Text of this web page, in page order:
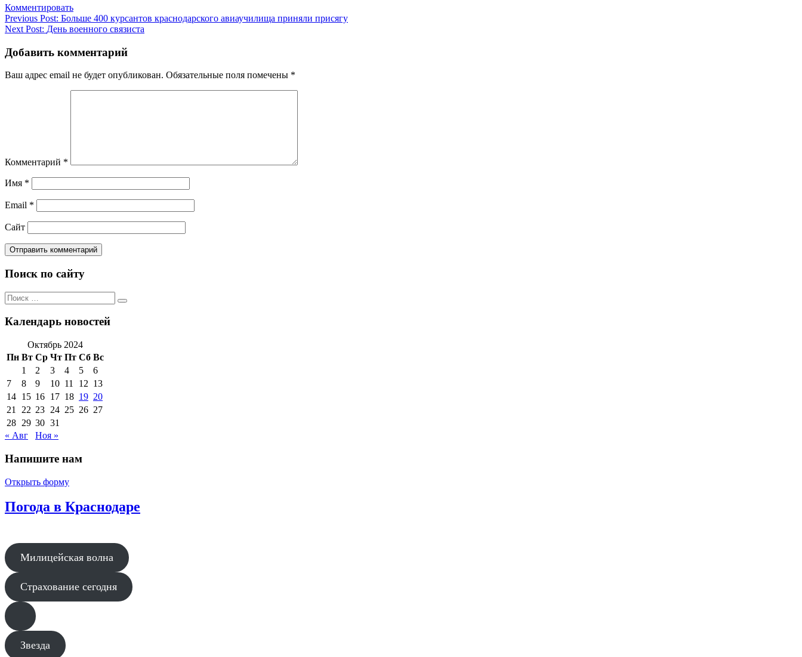
Комментировать
Навигация
по
записям
Previous Post: Больше 400 курсантов краснодарского авиаучилища приняли присягу
Next Post: День военного связиста
Добавить комментарий
Ваш адрес email не будет опубликован. Обязательные поля помечены *
Комментарий *
Имя *
Email *
Сайт
Поиск по сайту
Поиск
по:
Поиск
Календарь новостей
Октябрь 2024
Пн Вт Ср Чт Пт Сб Вс
1
2 3 4 5
6
7
8 9 10 11 12 13
14 15 16 17 18 19 20
21
22 23 24 25 26 27
28 29 30 31
« Авг
Ноя »
Напишите нам
Открыть форму
Погода в Краснодаре
Милицейская волна
Страхование сегодня
Звезда